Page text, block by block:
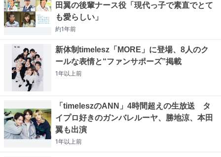
田翼の後輩ナース役「現代っ子で素直でとて
も愛らしい」
約1年前
新体制timelesz「MORE」に登場、8人のク
ールな表情と“ファンサポーズ”掲載
1年以上前
「timeleszのANN」4時間超えの生放送 タ
イプロ好きのガンバレルーヤ、勝地涼、本田
翼も出演
1年以上前